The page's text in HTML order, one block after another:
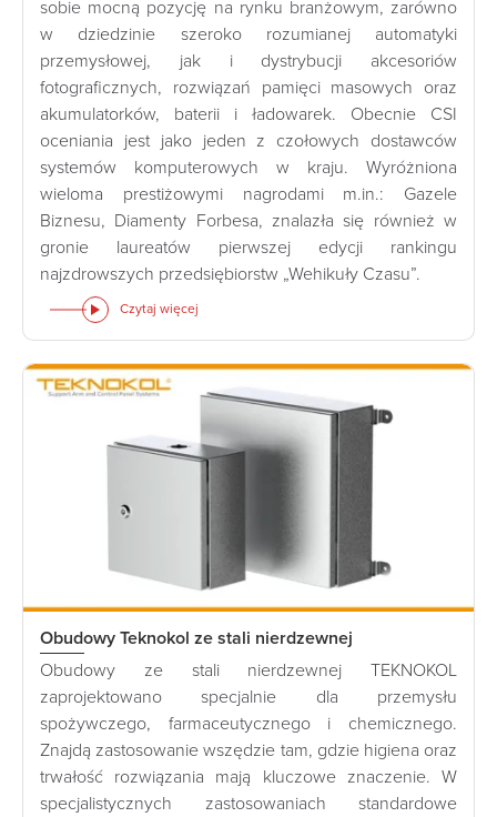
sobie mocną pozycję na rynku branżowym, zarówno
w dziedzinie szeroko rozumianej automatyki
przemysłowej, jak i dystrybucji akcesoriów
fotograficznych, rozwiązań pamięci masowych oraz
akumulatorków, baterii i ładowarek. Obecnie CSI
oceniania jest jako jeden z czołowych dostawców
systemów komputerowych w kraju. Wyróżniona
wieloma prestiżowymi nagrodami m.in.: Gazele
Biznesu, Diamenty Forbesa, znalazła się również w
gronie laureatów pierwszej edycji rankingu
najzdrowszych przedsiębiorstw „Wehikuły Czasu”.
Czytaj więcej
Obudowy Teknokol ze stali nierdzewnej
Obudowy ze stali nierdzewnej TEKNOKOL
zaprojektowano specjalnie dla przemysłu
spożywczego, farmaceutycznego i chemicznego.
Znajdą zastosowanie wszędzie tam, gdzie higiena oraz
trwałość rozwiązania mają kluczowe znaczenie. W
specjalistycznych zastosowaniach standardowe